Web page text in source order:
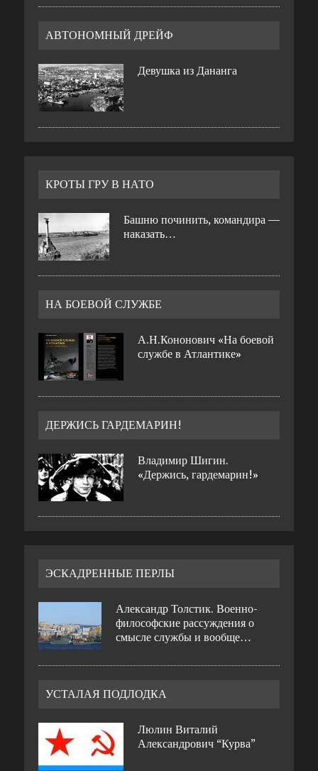
АВТОНОМНЫЙ ДРЕЙФ
Девушка из Дананга
КРОТЫ ГРУ В НАТО
Башню починить, командира —
наказать…
НА БОЕВОЙ СЛУЖБЕ
А.Н.Кононович «На боевой
службе в Атлантике»
ДЕРЖИСЬ ГАРДЕМАРИН!
Владимир Шигин.
«Держись, гардемарин!»
ЭСКАДРЕННЫЕ ПЕРЛЫ
Александр Толстик. Военно-
философские рассуждения о
смысле службы и вообще…
УСТАЛАЯ ПОДЛОДКА
Люлин Виталий
Александрович “Курва”